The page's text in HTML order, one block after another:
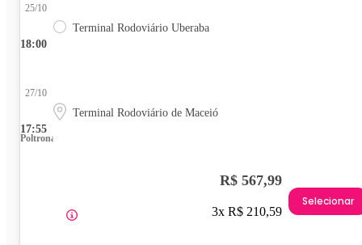
18:00
25/10
Terminal Rodoviário Uberaba
17:55
27/10
Terminal Rodoviário de Maceió
Poltrona
R$ 567,99
3x R$ 210,59
Selecionar